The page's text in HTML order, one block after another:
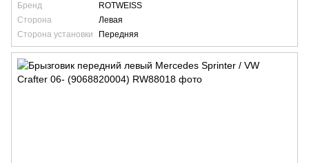
Бренд
ROTWEISS
Сторона
Левая
Сторона установки
Передняя